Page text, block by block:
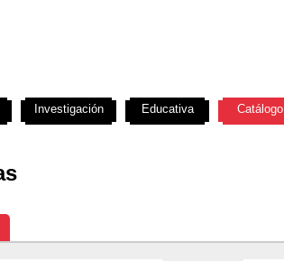
Investigación Educativa Catálogo